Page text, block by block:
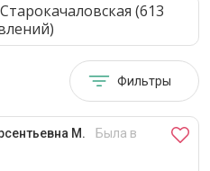
(613
Фильтры
М.
Была в